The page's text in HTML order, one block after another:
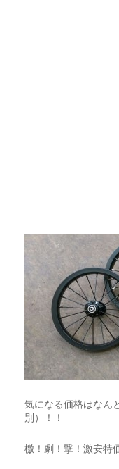
気になる価格はなん
別）！！
檄！劇！撃！激安特